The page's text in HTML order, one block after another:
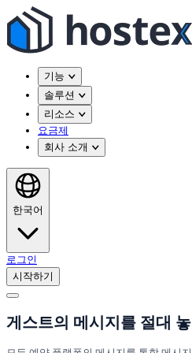
기능
솔루션
리소스
요금제
회사 소개
한국어
로그인
시작하기
게스트의 메시지를 절대